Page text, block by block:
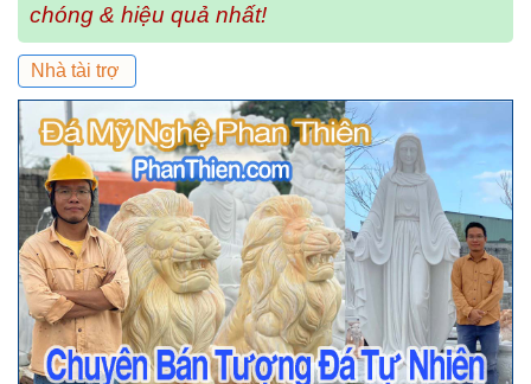
chóng & hiệu quả nhất!
Nhà tài trợ